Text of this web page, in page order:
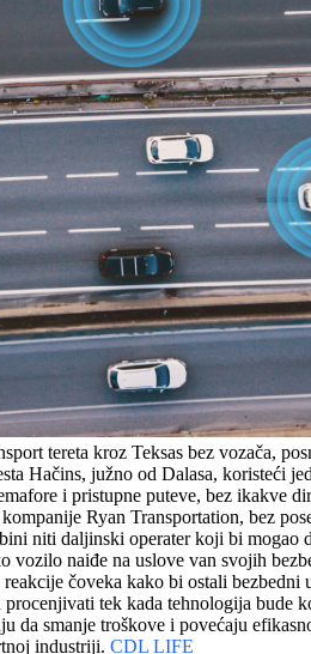
tereta kroz Teksas bez vozača,
Hačins, južno od Dalasa, koristeći
i pristupne puteve, bez
Ryan Transportation, bez
niti daljinski operater koji bi mogao
naiđe na uslove van svojih
čoveka kako bi ostali
tek kada tehnologija
smanje troškove i povećaju
industriji. CDL LIFE